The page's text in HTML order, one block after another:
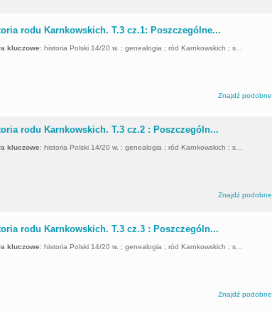
rodu Karnkowskich. T.3 cz.1: Poszczególne...
kluczowe:historia Polski 14/20 w. ; genealogia ; ród Karnkowskich ; s...
Znajdź podobne
rodu Karnkowskich. T.3 cz.2 : Poszczególn...
kluczowe:historia Polski 14/20 w. ; genealogia ; ród Karnkowskich ; s...
Znajdź podobne
rodu Karnkowskich. T.3 cz.3 : Poszczególn...
kluczowe:historia Polski 14/20 w. ; genealogia ; ród Karnkowskich ; s...
Znajdź podobne